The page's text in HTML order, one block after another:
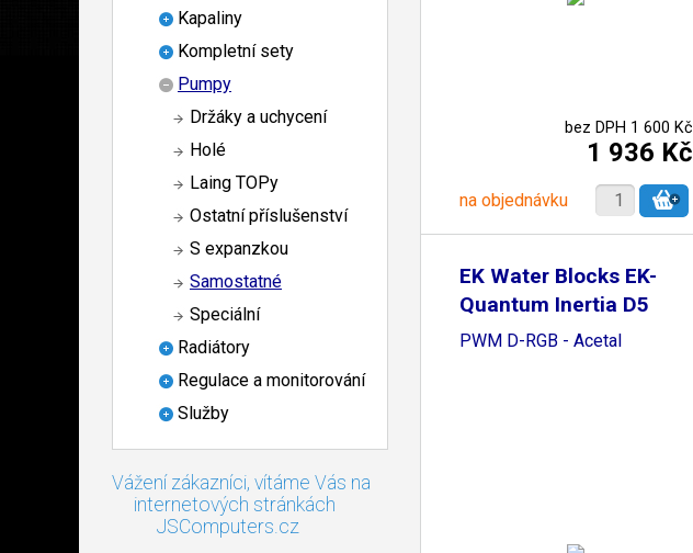
Kapaliny
Kompletní sety
Pumpy
Držáky a uchycení
Holé
Laing TOPy
Ostatní příslušenství
S expanzkou
Samostatné
Speciální
Radiátory
Regulace a monitorování
Služby
Vážení zákazníci, vítáme Vás na
internetových stránkách
JSComputers.cz
bez DPH 1 600 Kč
1 936 Kč
na objednávku
EK Water Blocks EK-
Quantum Inertia D5
PWM D-RGB - Acetal